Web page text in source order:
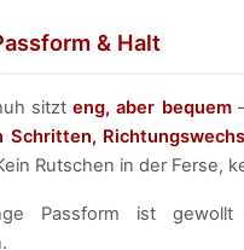
& Halt
sitzt eng, aber bequem
Schritten,
Rutschen in der Ferse,
Passform ist